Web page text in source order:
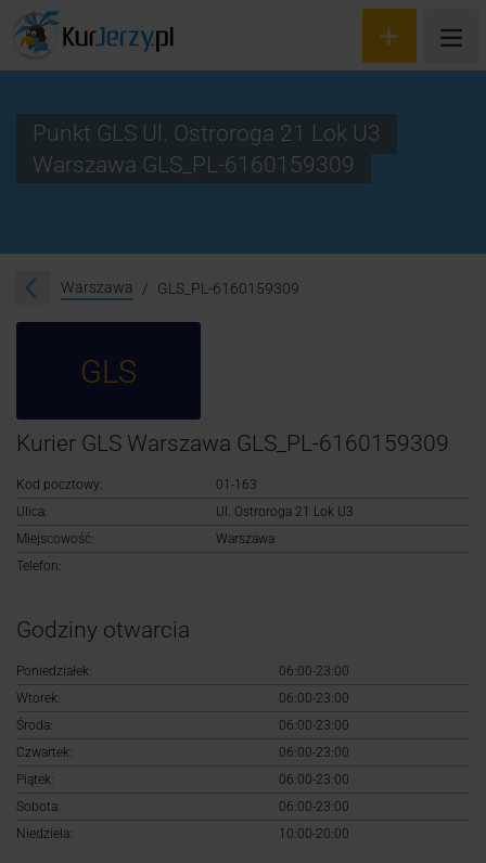
Śledzenie przesyłki
Logowanie
Punkt GLS Ul. Ostroroga 21 Lok U3
Warszawa GLS_PL-6160159309
Warszawa GLS_PL-6160159309
GLS
Kurier GLS Warszawa GLS_PL-6160159309
Kod pocztowy:
01-163
Ulica:
Ul. Ostroroga 21 Lok U3
Miejscowość:
Warszawa
Telefon:
Godziny otwarcia
Poniedziałek:
06:00-23:00
Wtorek:
06:00-23:00
Środa:
06:00-23:00
Czwartek:
06:00-23:00
Piątek:
06:00-23:00
Sobota:
06:00-23:00
Niedziela:
10:00-20:00